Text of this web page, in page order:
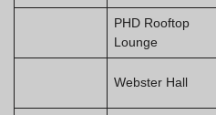
PHD Rooftop
Lounge
Webster Hall